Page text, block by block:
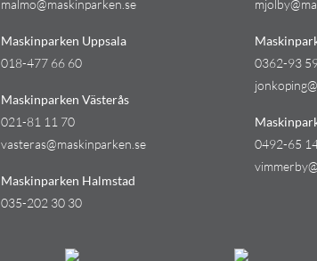
malmo@maskinparken.se
Maskinparken Uppsala
018-477 66 60
Maskinparken Västerås
021-81 11 70
vasteras@maskinparken.se
Maskinparken Halmstad
035-202 30 30
0362-93
0492-65